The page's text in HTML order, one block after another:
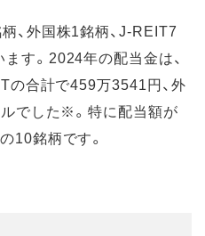
、外国株1銘柄、J-REIT7
す。2024年の配当金は、
の合計で459万3541円、外
でした※。特に配当額が
10銘柄です。